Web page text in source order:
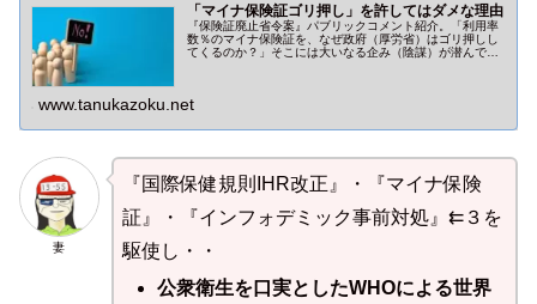
「マイナ保険証ゴリ押し」を許してはダメな理由
『保険証廃止省令案』パブリックコメント紹介。「利用率
数％のマイナ保険証を、なぜ政府（厚労省）はゴリ押しし
てくるのか？」そこには大いなる企み（陰謀）が潜んでい
www.tanukazoku.net
妻
『国際保健規則IHR改正』・『マイナ保険
証』・『インフォデミック事前対処』⇇３を
駆使し・・
公衆衛生を口実としたWHOによる世界